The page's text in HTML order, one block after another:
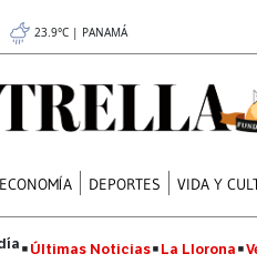
23.9°C | PANAMÁ
ECONOMÍA DEPORTES VIDA Y
Últimas Noticias La Llorona